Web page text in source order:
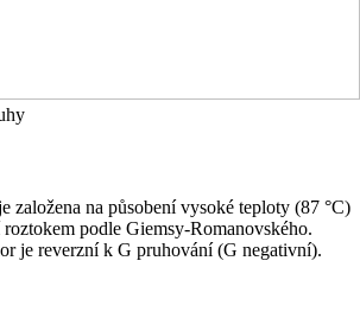
založena na působení vysoké teploty (87 °C)
roztokem podle Giemsy-Romanovského.
je reverzní k G pruhování (G negativní).